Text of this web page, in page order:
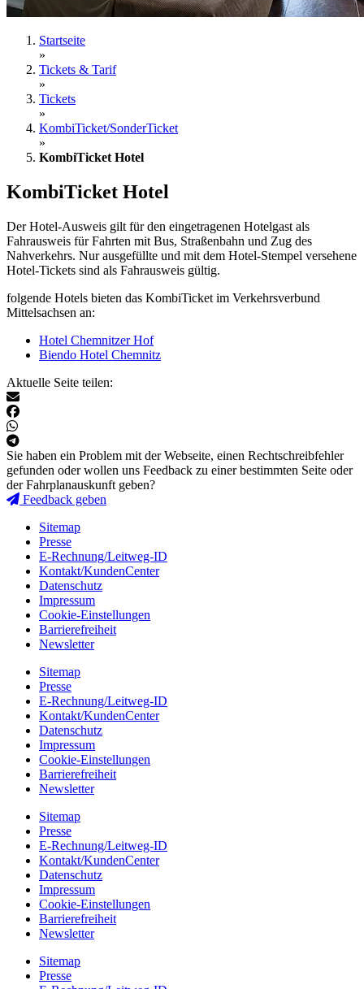
Startseite
»
Tickets & Tarif
»
Tickets
»
KombiTicket/SonderTicket
»
KombiTicket Hotel
KombiTicket Hotel
Der Hotel-Ausweis gilt für den eingetragenen Hotelgast als
Fahrausweis für Fahrten mit Bus, Straßenbahn und Zug des
Nahverkehrs. Nur ausgefüllte und mit dem Hotel-Stempel versehene
Hotel-Tickets sind als Fahrausweis gültig.
folgende Hotels bieten das KombiTicket im Verkehrsverbund
Mittelsachsen an:
Hotel Chemnitzer Hof
Biendo Hotel Chemnitz
Aktuelle Seite teilen:
Sie haben ein Problem mit der Webseite, einen Rechtschreibfehler
gefunden oder wollen uns Feedback zu einer bestimmten Seite oder
der Fahrplanauskunft geben?
Feedback geben
Sitemap
Presse
E-Rechnung/Leitweg-ID
Kontakt/KundenCenter
Datenschutz
Impressum
Cookie-Einstellungen
Barrierefreiheit
Newsletter
Sitemap
Presse
E-Rechnung/Leitweg-ID
Kontakt/KundenCenter
Datenschutz
Impressum
Cookie-Einstellungen
Barrierefreiheit
Newsletter
Sitemap
Presse
E-Rechnung/Leitweg-ID
Kontakt/KundenCenter
Datenschutz
Impressum
Cookie-Einstellungen
Barrierefreiheit
Newsletter
Sitemap
Presse